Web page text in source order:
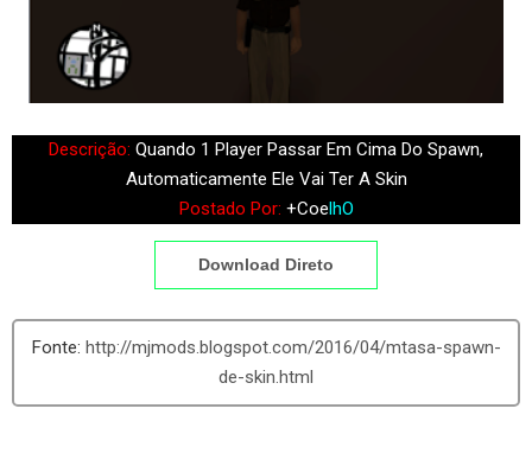
Descrição: Quando 1 Player Passar Em Cima Do Spawn,
Automaticamente Ele Vai Ter A Skin
Postado Por: +CoelhO
Download Direto
http://mjmods.blogspot.com/2016/04/mtasa-spawn-
de-skin.html